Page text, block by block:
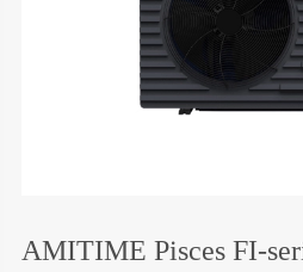
AMITIME Pisces FI-